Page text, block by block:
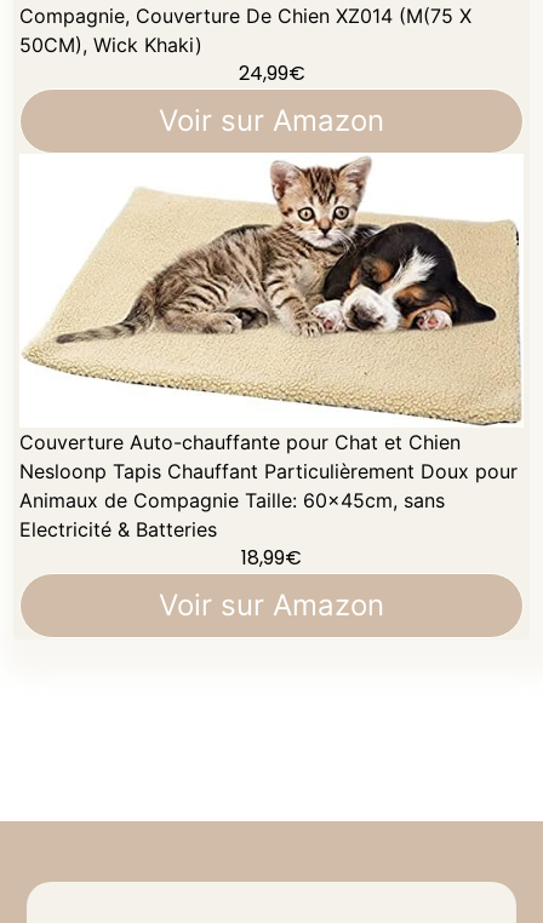
Compagnie, Couverture De Chien XZ014 (M(75 X
50CM), Wick Khaki)
24,99€
Voir sur Amazon
Couverture Auto-chauffante pour Chat et Chien
Nesloonp Tapis Chauffant Particulièrement Doux pour
Animaux de Compagnie Taille: 60x45cm, sans
Electricité & Batteries
18,99€
Voir sur Amazon